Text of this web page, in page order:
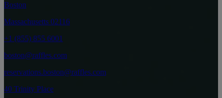
Boston
Massachusetts 02116
+1 (855) 855 6001
boston@raffles.com
reservations.boston@raffles.com
40 Trinity Place